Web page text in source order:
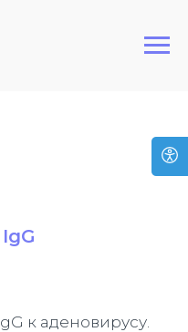
к аденовирусу.